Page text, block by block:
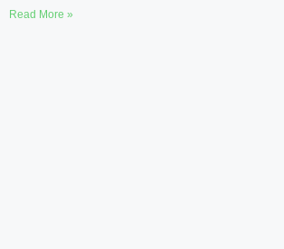
Read More »